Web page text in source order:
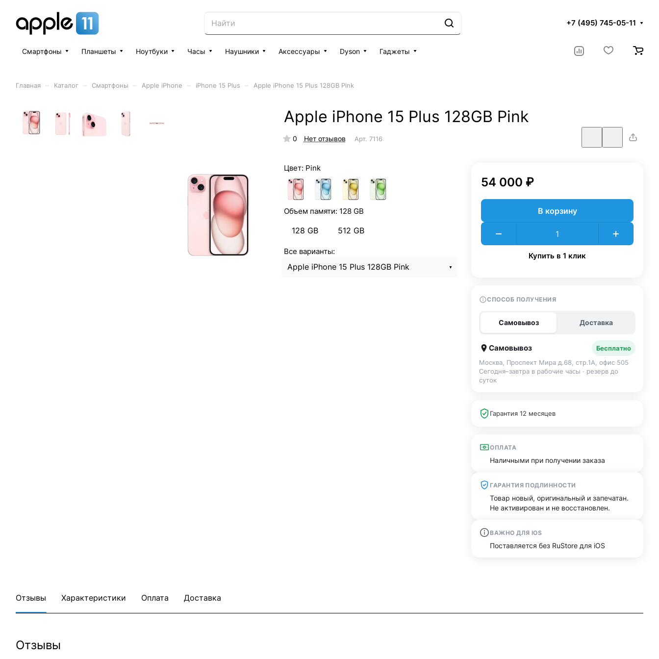
+7 (495) 745-05-11
Смартфоны Планшеты Ноутбуки Часы Наушники Аксессуары Dyson Гаджеты
Главная Каталог Смартфоны Apple iPhone iPhone 15 Plus Apple iPhone 15 Plus 128GB Pink
Apple iPhone 15 Plus 128GB Pink
0 Нет отзывов Арт. 7116
Цвет: Pink
Объем памяти: 128 GB
128 GB 512 GB
Все варианты:
Apple iPhone 15 Plus 128GB Pink
54 000 ₽
В корзину
Купить в 1 клик
СПОСОБ ПОЛУЧЕНИЯ
Самовывоз Доставка
Самовывоз
Бесплатно
Москва, Проспект Мира д.68, стр.1А, офис 505
Сегодня–завтра в рабочие часы · резерв до
суток
Гарантия 12 месяцев
ОПЛАТА
Наличными при получении заказа
ГАРАНТИЯ ПОДЛИННОСТИ
Товар новый, оригинальный и запечатан.
Не активирован и не восстановлен.
ВАЖНО ДЛЯ IOS
Поставляется без RuStore для iOS
Отзывы Характеристики Оплата Доставка
Отзывы